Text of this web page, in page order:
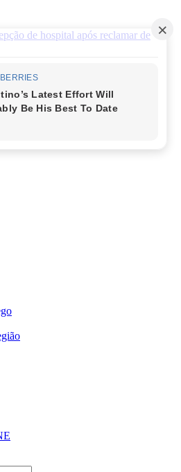
de hospital após reclamar de